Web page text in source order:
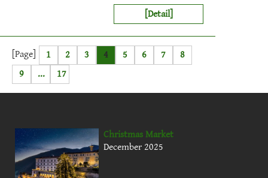
[Detail]
[Page] 1 2 3 4 5 6 7
8
9
... 17
Christmas Market
December 2025